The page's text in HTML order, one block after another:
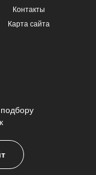
Контакты
Карта сайта